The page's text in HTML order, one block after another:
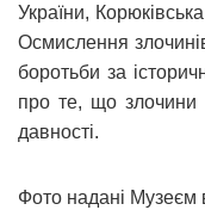
України,
Осмислення
боротьби за
про те, що злочини
давності.
Фото надані Музеєм